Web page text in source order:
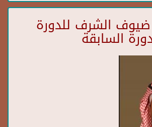
الشرف للدورة
السابقة